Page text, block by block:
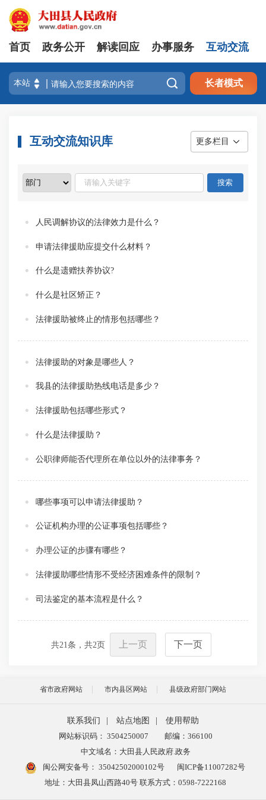
首页 政务公开 解读回应 办事服务 互动交流
 长者模式
互动交流知识库 更多栏目
人民调解协议的法律效力是什么？
申请法律援助应提交什么材料？
什么是遗赠扶养协议?
什么是社区矫正？
法律援助被终止的情形包括哪些？
法律援助的对象是哪些人？
我县的法律援助热线电话是多少？
法律援助包括哪些形式？
什么是法律援助？
公职律师能否代理所在单位以外的法律事务？
哪些事项可以申请法律援助？
公证机构办理的公证事项包括哪些？
办理公证的步骤有哪些？
法律援助哪些情形不受经济困难条件的限制？
司法鉴定的基本流程是什么？
共21条，共2页 上一页 下一页
省市政府网站 市内县区网站 县级政府部门网站
联系我们 | 站点地图 |
使用帮助
网站标识码： 3504250007
邮编：366100
中文域名：大田县人民政府.政务
闽公网安备号： 35042502000102号
闽ICP备11007282号
地址：大田县凤山西路40号 联系方式：0598-7222168